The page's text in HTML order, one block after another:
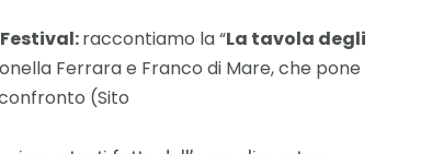
raccontiamo la “La tavola degli
Ferrara e Franco di Mare, che pone
(Sito